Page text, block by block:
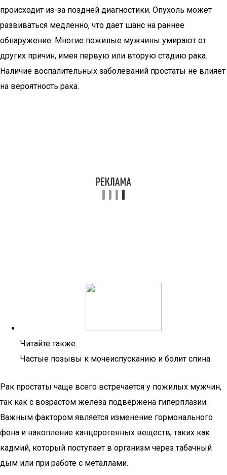
происходит из-за поздней диагностики. Опухоль может
развиваться медленно, что дает шанс на раннее
обнаружение. Многие пожилые мужчины умирают от
других причин, имея первую или вторую стадию рака.
Наличие воспалительных заболеваний простаты не влияет
на вероятность рака.
Читайте также:
Частые позывы к мочеиспусканию и болит спина
Рак простаты чаще всего встречается у пожилых мужчин,
так как с возрастом железа подвержена гиперплазии.
Важным фактором является изменение гормонального
фона и накопление канцерогенных веществ, таких как
кадмий, который поступает в организм через табачный
дым или при работе с металлами.